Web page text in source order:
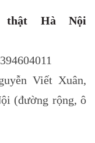
thật Hà Nội
Viết Xuân,
(đường rộng, ô